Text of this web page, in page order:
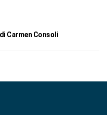
Carmen Consoli